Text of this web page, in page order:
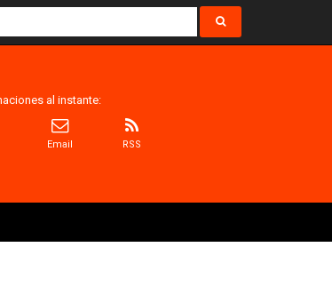
al instante:
Email RSS